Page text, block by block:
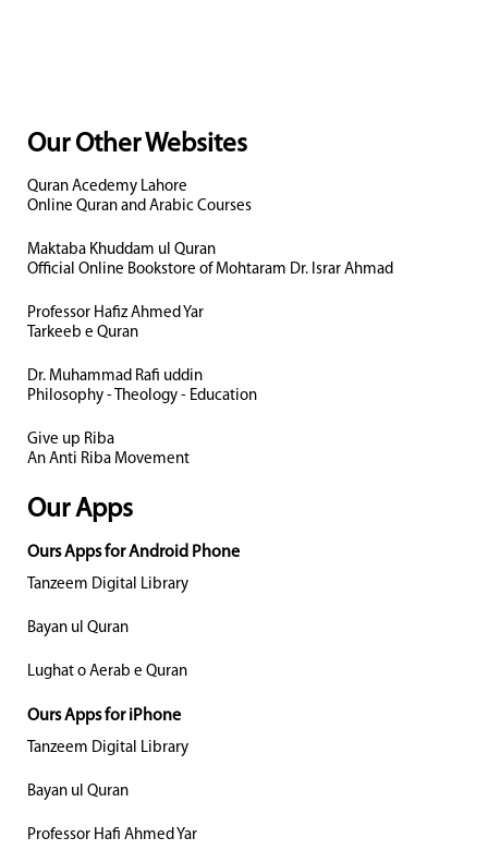
Our Other Websites
Quran Acedemy Lahore
Online Quran and Arabic Courses
Maktaba Khuddam ul Quran
Official Online Bookstore of Mohtaram Dr. Israr Ahmad
Professor Hafiz Ahmed Yar
Tarkeeb e Quran
Dr. Muhammad Rafi uddin
Philosophy - Theology - Education
Give up Riba
An Anti Riba Movement
Our Apps
Ours Apps for Android Phone
Tanzeem Digital Library
Bayan ul Quran
Lughat o Aerab e Quran
Ours Apps for iPhone
Tanzeem Digital Library
Bayan ul Quran
Professor Hafi Ahmed Yar